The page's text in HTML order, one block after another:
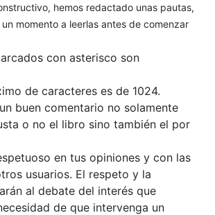
hemos redactado unas pautas,
momento a leerlas antes de comenzar
con asterisco son
de caracteres es de 1024.
buen comentario no solamente
o no el libro sino también el por
en tus opiniones y con las
usuarios. El respeto y la
al debate del interés que
de que intervenga un